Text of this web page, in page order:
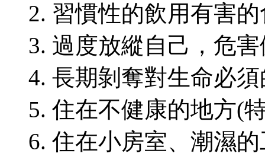
習慣性的飲用有害
過度放縱自己，危
長期剝奪對生命必
住在不健康的地方(
住在小房室、潮濕